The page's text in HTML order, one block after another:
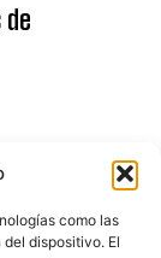
como las
dispositivo. El